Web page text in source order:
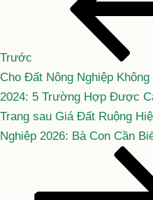
viết
Trước
Cho Đất Nông Nghiệp
2024: 5 Trường Hợp Được
Bài
tiếp
Trang sau Giá Đất Ruộng
Nghiệp 2026: Bà Con Cần